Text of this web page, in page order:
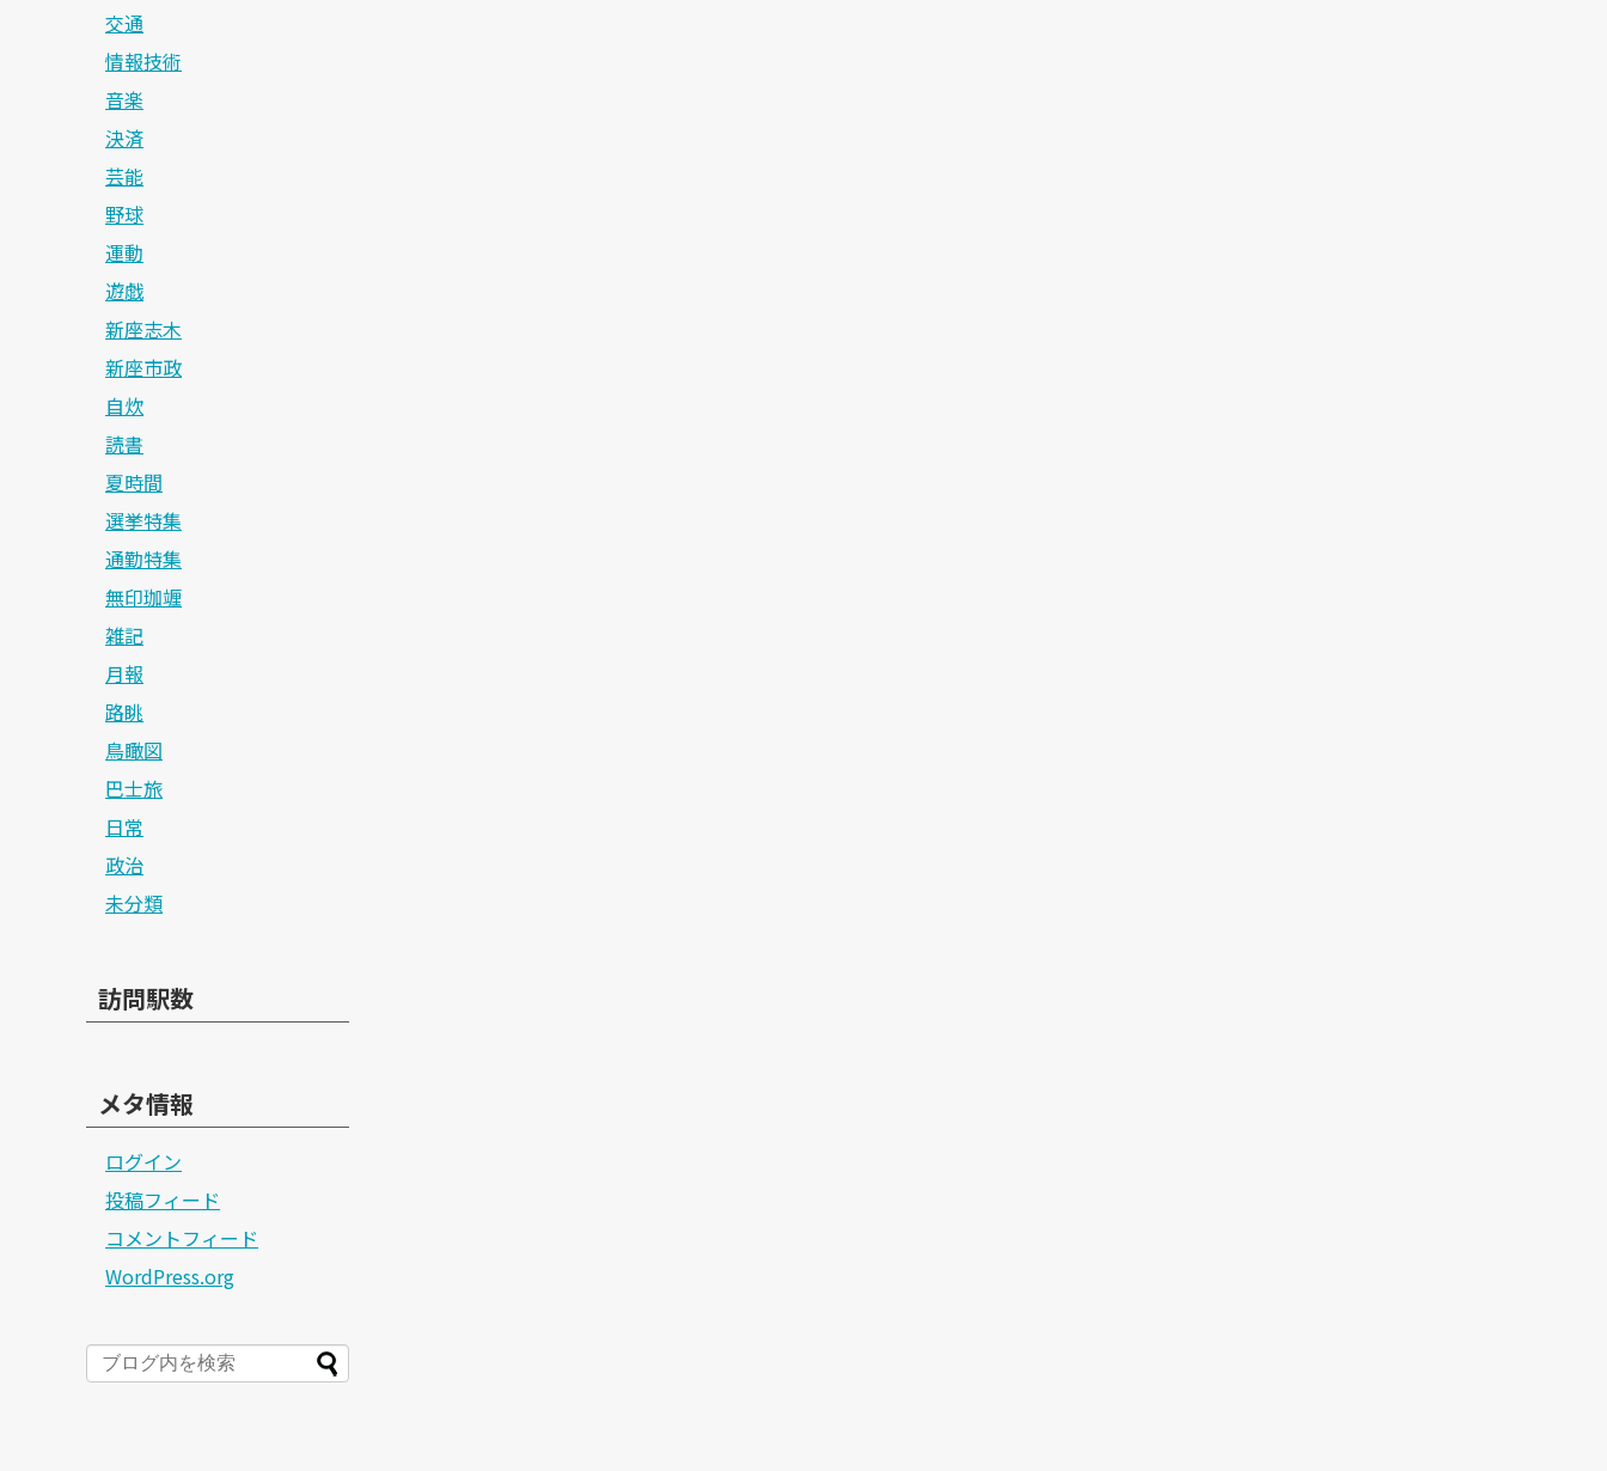
交通
情報技術
音楽
決済
芸能
野球
運動
遊戯
新座志木
新座市政
自炊
読書
夏時間
選挙特集
通勤特集
無印珈竰
雑記
月報
路眺
鳥瞰図
巴士旅
日常
政治
未分類
訪問駅数
メタ情報
ログイン
投稿フィード
コメントフィード
WordPress.org